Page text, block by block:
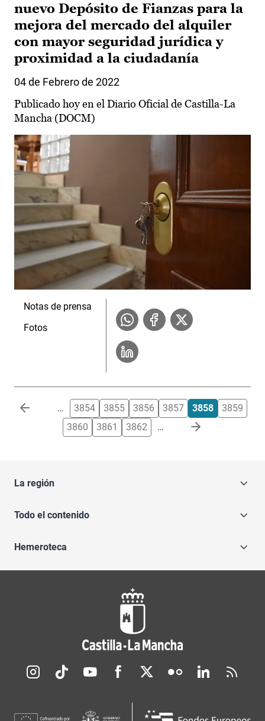
nuevo Depósito de Fianzas para la
mejora del mercado del alquiler
con mayor seguridad jurídica y
proximidad a la ciudadanía
04 de Febrero de 2022
Publicado hoy en el Diario Oficial de Castilla-La
Mancha (DOCM)
Notas de prensa
Fotos
Paginación … 3854 3855 3856 3857 3858
3859
3860
3861 3862 …
La región
Todo el contenido
Hemeroteca
Redes sociales JCCM